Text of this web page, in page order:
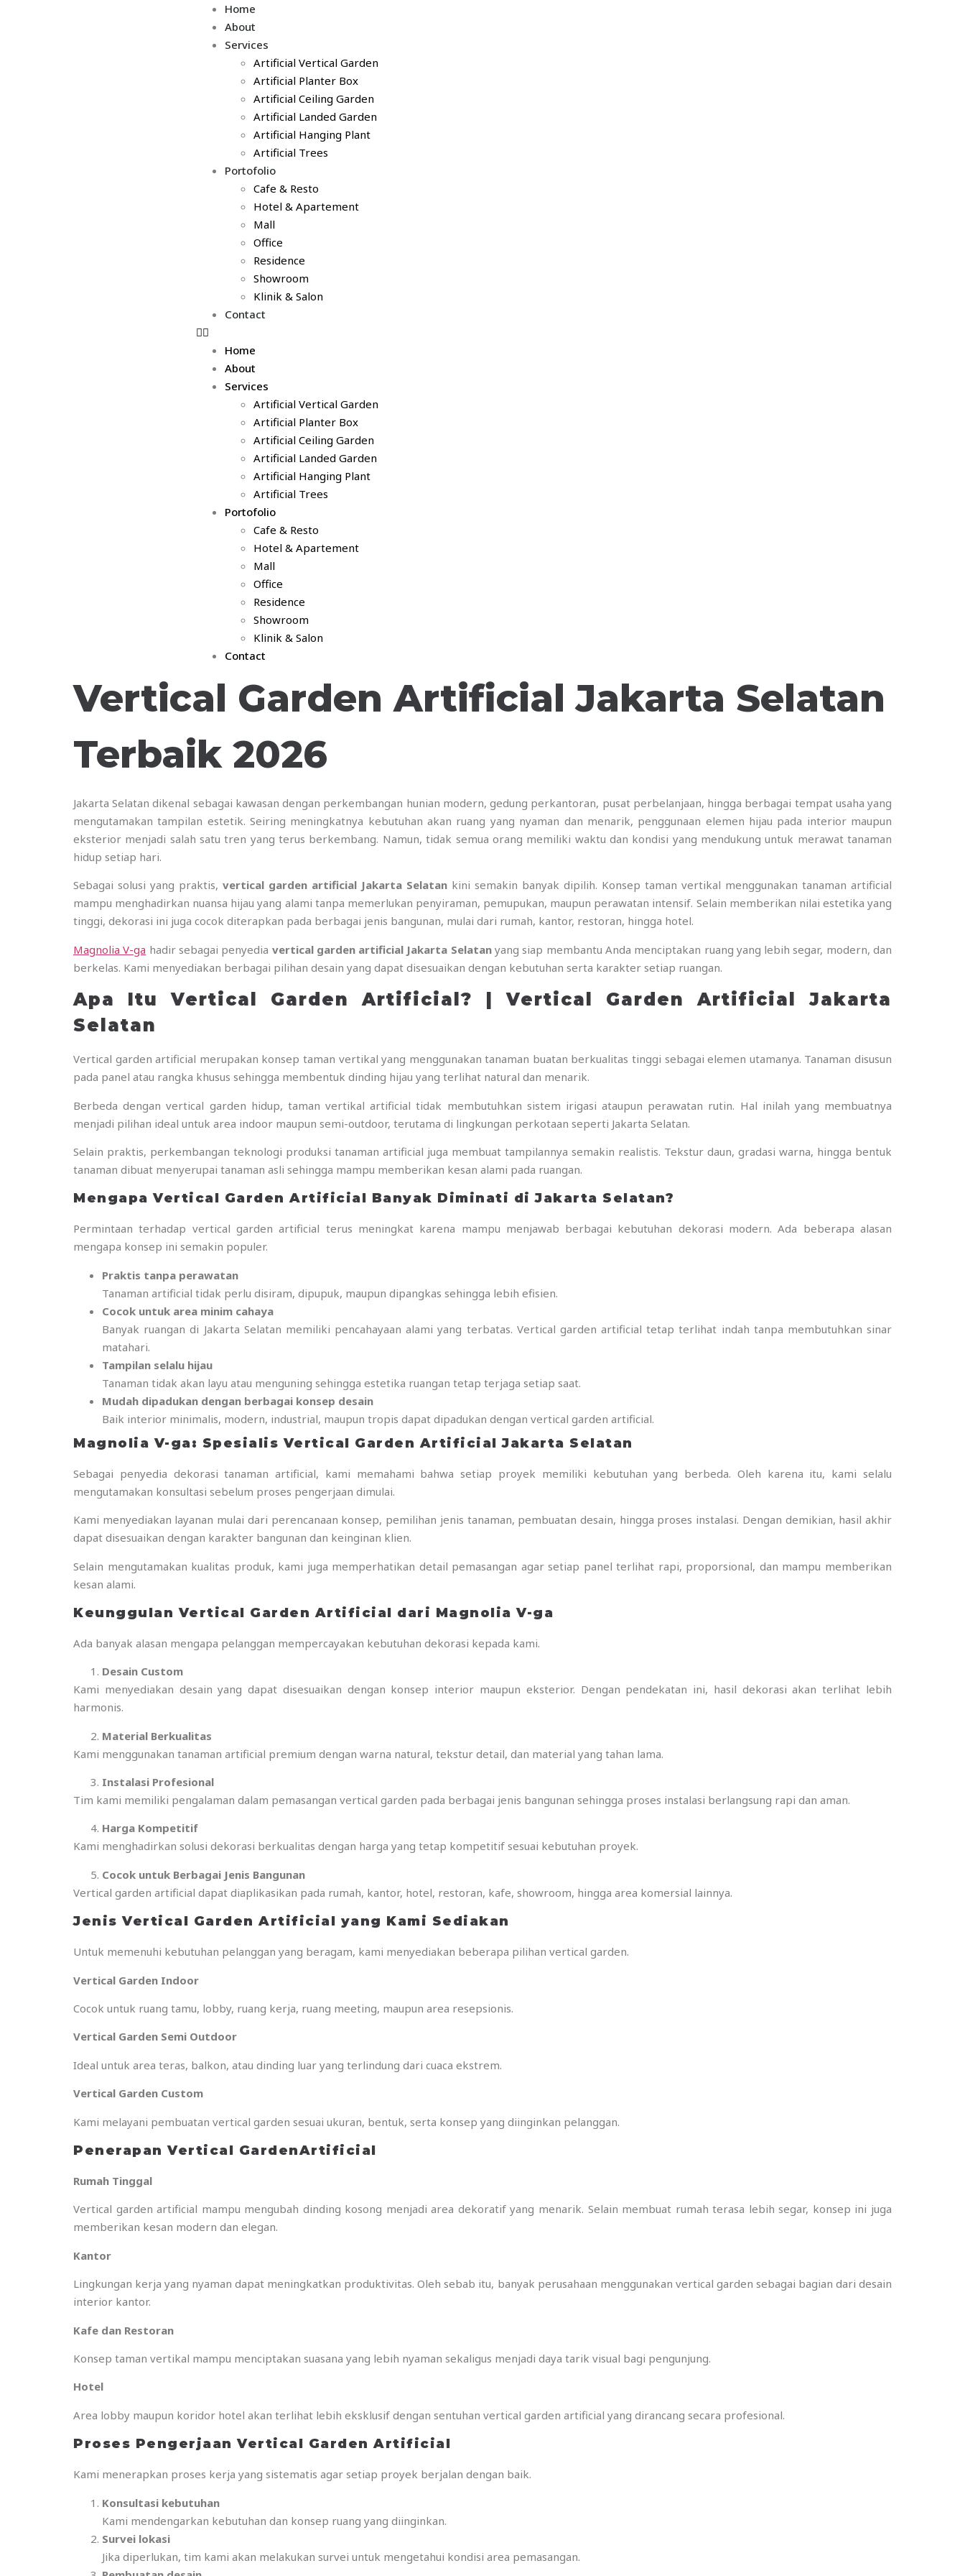
Home
About
Services
Artificial Vertical Garden
Artificial Planter Box
Artificial Ceiling Garden
Artificial Landed Garden
Artificial Hanging Plant
Artificial Trees
Portofolio
Cafe & Resto
Hotel & Apartement
Mall
Office
Residence
Showroom
Klinik & Salon
Contact
Home
About
Services
Artificial Vertical Garden
Artificial Planter Box
Artificial Ceiling Garden
Artificial Landed Garden
Artificial Hanging Plant
Artificial Trees
Portofolio
Cafe & Resto
Hotel & Apartement
Mall
Office
Residence
Showroom
Klinik & Salon
Contact
Vertical Garden Artificial Jakarta Selatan
Terbaik 2026
Jakarta Selatan dikenal sebagai kawasan dengan perkembangan hunian modern, gedung perkantoran, pusat perbelanjaan, hingga berbagai tempat usaha yang
mengutamakan tampilan estetik. Seiring meningkatnya kebutuhan akan ruang yang nyaman dan menarik, penggunaan elemen hijau pada interior maupun
eksterior menjadi salah satu tren yang terus berkembang. Namun, tidak semua orang memiliki waktu dan kondisi yang mendukung untuk merawat tanaman
hidup setiap hari.
Sebagai solusi yang praktis, vertical garden artificial Jakarta Selatan kini semakin banyak dipilih. Konsep taman vertikal menggunakan tanaman artificial
mampu menghadirkan nuansa hijau yang alami tanpa memerlukan penyiraman, pemupukan, maupun perawatan intensif. Selain memberikan nilai estetika yang
tinggi, dekorasi ini juga cocok diterapkan pada berbagai jenis bangunan, mulai dari rumah, kantor, restoran, hingga hotel.
Magnolia V-ga hadir sebagai penyedia vertical garden artificial Jakarta Selatanyang siap membantu Anda menciptakan ruang yang lebih segar, modern, dan
berkelas. Kami menyediakan berbagai pilihan desain yang dapat disesuaikan dengan kebutuhan serta karakter setiap ruangan.
Apa Itu Vertical Garden Artificial? | Vertical Garden Artificial Jakarta
Selatan
Vertical garden artificial merupakan konsep taman vertikal yang menggunakan tanaman buatan berkualitas tinggi sebagai elemen utamanya. Tanaman disusun
pada panel atau rangka khusus sehingga membentuk dinding hijau yang terlihat natural dan menarik.
Berbeda dengan vertical garden hidup, taman vertikal artificial tidak membutuhkan sistem irigasi ataupun perawatan rutin. Hal inilah yang membuatnya
menjadi pilihan ideal untuk area indoor maupun semi-outdoor, terutama di lingkungan perkotaan seperti Jakarta Selatan.
Selain praktis, perkembangan teknologi produksi tanaman artificial juga membuat tampilannya semakin realistis. Tekstur daun, gradasi warna, hingga bentuk
tanaman dibuat menyerupai tanaman asli sehingga mampu memberikan kesan alami pada ruangan.
Mengapa Vertical Garden Artificial Banyak Diminati di Jakarta Selatan?
Permintaan terhadap vertical garden artificial terus meningkat karena mampu menjawab berbagai kebutuhan dekorasi modern. Ada beberapa alasan
mengapa konsep ini semakin populer.
Praktis tanpa perawatan
Tanaman artificial tidak perlu disiram, dipupuk, maupun dipangkas sehingga lebih efisien.
Cocok untuk area minim cahaya
Banyak ruangan di Jakarta Selatan memiliki pencahayaan alami yang terbatas. Vertical garden artificial tetap terlihat indah tanpa membutuhkan sinar
matahari.
Tampilan selalu hijau
Tanaman tidak akan layu atau menguning sehingga estetika ruangan tetap terjaga setiap saat.
Mudah dipadukan dengan berbagai konsep desain
Baik interior minimalis, modern, industrial, maupun tropis dapat dipadukan dengan vertical garden artificial.
Magnolia V-ga: Spesialis Vertical Garden Artificial Jakarta Selatan
Sebagai penyedia dekorasi tanaman artificial, kami memahami bahwa setiap proyek memiliki kebutuhan yang berbeda. Oleh karena itu, kami selalu
mengutamakan konsultasi sebelum proses pengerjaan dimulai.
Kami menyediakan layanan mulai dari perencanaan konsep, pemilihan jenis tanaman, pembuatan desain, hingga proses instalasi. Dengan demikian, hasil akhir
dapat disesuaikan dengan karakter bangunan dan keinginan klien.
Selain mengutamakan kualitas produk, kami juga memperhatikan detail pemasangan agar setiap panel terlihat rapi, proporsional, dan mampu memberikan
kesan alami.
Keunggulan Vertical Garden Artificial dari Magnolia V-ga
Ada banyak alasan mengapa pelanggan mempercayakan kebutuhan dekorasi kepada kami.
Desain Custom
Kami menyediakan desain yang dapat disesuaikan dengan konsep interior maupun eksterior. Dengan pendekatan ini, hasil dekorasi akan terlihat lebih
harmonis.
Material Berkualitas
Kami menggunakan tanaman artificial premium dengan warna natural, tekstur detail, dan material yang tahan lama.
Instalasi Profesional
Tim kami memiliki pengalaman dalam pemasangan vertical garden pada berbagai jenis bangunan sehingga proses instalasi berlangsung rapi dan aman.
Harga Kompetitif
Kami menghadirkan solusi dekorasi berkualitas dengan harga yang tetap kompetitif sesuai kebutuhan proyek.
Cocok untuk Berbagai Jenis Bangunan
Vertical garden artificial dapat diaplikasikan pada rumah, kantor, hotel, restoran, kafe, showroom, hingga area komersial lainnya.
Jenis Vertical Garden Artificial yang Kami Sediakan
Untuk memenuhi kebutuhan pelanggan yang beragam, kami menyediakan beberapa pilihan vertical garden.
Vertical Garden Indoor
Cocok untuk ruang tamu, lobby, ruang kerja, ruang meeting, maupun area resepsionis.
Vertical Garden Semi Outdoor
Ideal untuk area teras, balkon, atau dinding luar yang terlindung dari cuaca ekstrem.
Vertical Garden Custom
Kami melayani pembuatan vertical garden sesuai ukuran, bentuk, serta konsep yang diinginkan pelanggan.
Penerapan Vertical GardenArtificial
Rumah Tinggal
Vertical garden artificial mampu mengubah dinding kosong menjadi area dekoratif yang menarik. Selain membuat rumah terasa lebih segar, konsep ini juga
memberikan kesan modern dan elegan.
Kantor
Lingkungan kerja yang nyaman dapat meningkatkan produktivitas. Oleh sebab itu, banyak perusahaan menggunakan vertical garden sebagai bagian dari desain
interior kantor.
Kafe dan Restoran
Konsep taman vertikal mampu menciptakan suasana yang lebih nyaman sekaligus menjadi daya tarik visual bagi pengunjung.
Hotel
Area lobby maupun koridor hotel akan terlihat lebih eksklusif dengan sentuhan vertical garden artificial yang dirancang secara profesional.
Proses Pengerjaan Vertical Garden Artificial
Kami menerapkan proses kerja yang sistematis agar setiap proyek berjalan dengan baik.
Konsultasi kebutuhan
Kami mendengarkan kebutuhan dan konsep ruang yang diinginkan.
Survei lokasi
Jika diperlukan, tim kami akan melakukan survei untuk mengetahui kondisi area pemasangan.